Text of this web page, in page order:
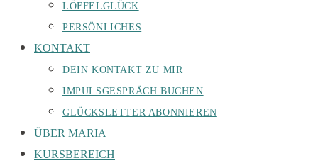
LÖFFELGLÜCK
PERSÖNLICHES
KONTAKT
DEIN KONTAKT ZU MIR
IMPULSGESPRÄCH BUCHEN
GLÜCKSLETTER ABONNIEREN
ÜBER MARIA
KURSBEREICH